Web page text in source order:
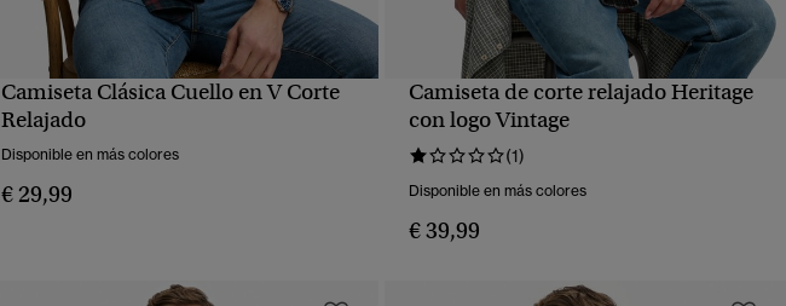
Camiseta Clásica Cuello en V Corte
Relajado
Disponible en más colores
€ 29,99
VISTA RÁPIDA
Camiseta de corte relajado Heritage
con logo Vintage
(1)
Disponible en más colores
€ 39,99